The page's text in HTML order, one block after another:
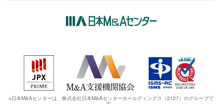
※日本M&Aセンターは、株式会社日本M&Aセンターホールディングス（2127）のグループで